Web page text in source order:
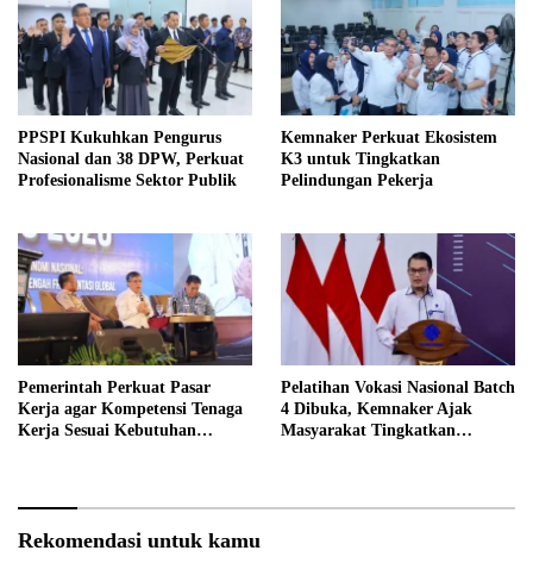
PPSPI Kukuhkan Pengurus
Nasional dan 38 DPW, Perkuat
Profesionalisme Sektor Publik
Kemnaker Perkuat Ekosistem
K3 untuk Tingkatkan
Pelindungan Pekerja
Pemerintah Perkuat Pasar
Kerja agar Kompetensi Tenaga
Kerja Sesuai Kebutuhan
Pelatihan Vokasi Nasional Batch
4 Dibuka, Kemnaker Ajak
Masyarakat Tingkatkan
Rekomendasi untuk kamu